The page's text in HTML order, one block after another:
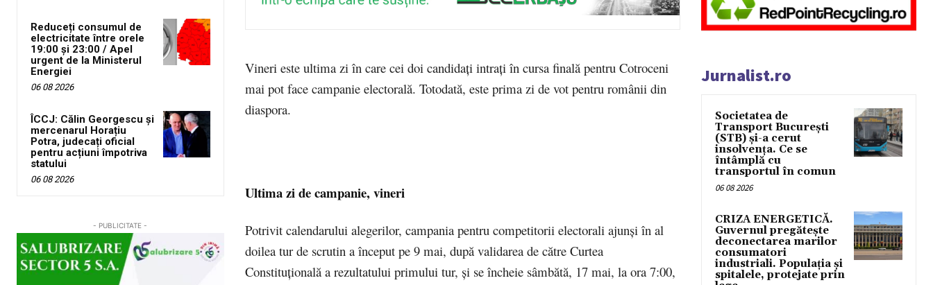
Reduceți consumul de
electricitate între orele
19:00 și 23:00 / Apel
urgent de la Ministerul
Energiei
06 08 2026
ÎCCJ: Călin Georgescu și
mercenarul Horațiu
Potra, judecați oficial
pentru acțiuni împotriva
statului
06 08 2026
- PUBLICITATE -
Vineri este ultima zi în care cei doi candidați intrați în cursa finală pentru Cotroceni
mai pot face campanie electorală. Totodată, este prima zi de vot pentru românii din
diaspora.
Ultima zi de campanie, vineri
Potrivit calendarului alegerilor, campania pentru competitorii electorali ajunși în al
doilea tur de scrutin a început pe 9 mai, după validarea de către Curtea
Constituțională a rezultatului primului tur, și se încheie sâmbătă, 17 mai, la ora 7:00,
Jurnalist.ro
Societatea de
Transport București
(STB) și-a cerut
insolvența. Ce se
întâmplă cu
transportul în comun
06 08 2026
CRIZA ENERGETICĂ.
Guvernul pregătește
deconectarea marilor
consumatori
industriali. Populația și
spitalele, protejate prin